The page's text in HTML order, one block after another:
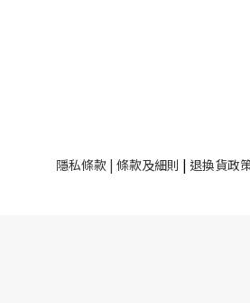
隱私條款| 條款及細則 | 退換貨政